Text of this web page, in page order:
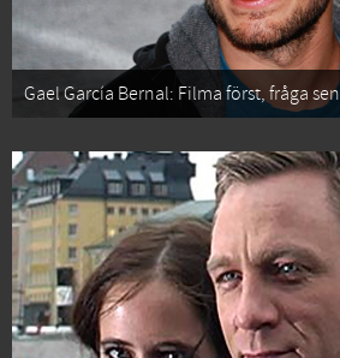
Gael García Bernal: Filma först, fråga sen